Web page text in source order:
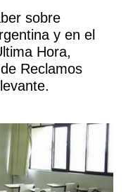
sobre
y en el
Hora,
Reclamos